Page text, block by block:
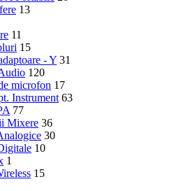
13
11
15
- Y 31
120
microfon 17
Instrument 63
77
Mixere 36
30
10
1
15